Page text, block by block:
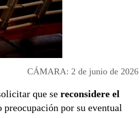
CÁMARA: 2 de junio de 2026
que se reconsidere el
por su eventual